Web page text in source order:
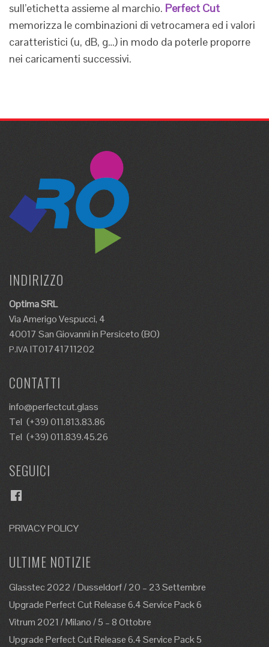
sull’etichetta assieme al marchio. Perfect Cut
memorizza le combinazioni di vetrocamera ed i valori
caratteristici (u, dB, g…) in modo da poterle proporre
nei caricamenti successivi.
INDIRIZZO
Optima SRL
Via Amerigo Vespucci, 4
40017 San Giovanni in Persiceto (BO)
P.IVAIT01741711202
CONTATTI
info@perfectcut.glass
Tel (+39) 011.813.83.86
Tel (+39) 011.839.45.26
SEGUICI
Facebook
PRIVACY POLICY
ULTIME NOTIZIE
Glasstec 2022 / Dusseldorf / 20 – 23 Settembre
Upgrade Perfect Cut Release 6.4 Service Pack 6
Vitrum 2021 / Milano / 5 – 8 Ottobre
Upgrade Perfect Cut Release 6.4 Service Pack 5